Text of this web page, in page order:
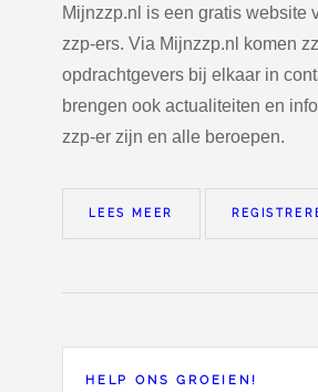
Mijnzzp.nl is een gratis website
zzp-ers. Via Mijnzzp.nl komen
opdrachtgevers bij elkaar in
brengen ook actualiteiten en
zzp-er zijn en alle beroepen.
LEES MEER
HELP ONS GROEIEN!